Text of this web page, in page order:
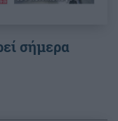
σήμερα